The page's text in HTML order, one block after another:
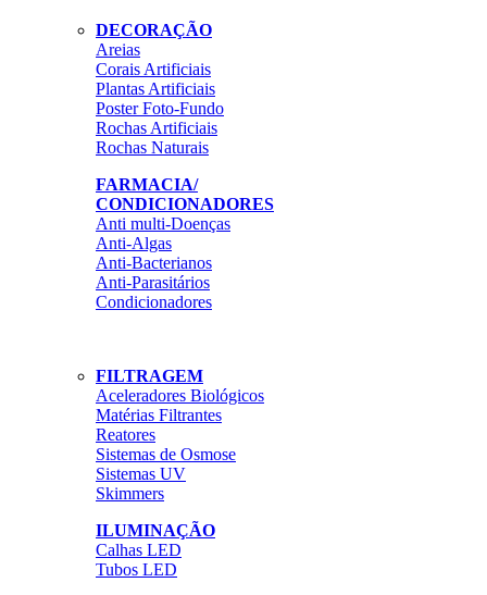
DECORAÇÃO
Areias
Corais Artificiais
Plantas Artificiais
Poster Foto-Fundo
Rochas Artificiais
Rochas Naturais
FARMACIA/
CONDICIONADORES
Anti multi-Doenças
Anti-Algas
Anti-Bacterianos
Anti-Parasitários
Condicionadores
FILTRAGEM
Aceleradores Biológicos
Matérias Filtrantes
Reatores
Sistemas de Osmose
Sistemas UV
Skimmers
ILUMINAÇÃO
Calhas LED
Tubos LED